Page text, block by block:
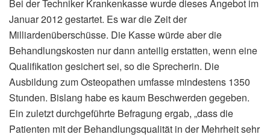
Bei der Techniker Krankenkasse wurde dieses Angebot im
Januar 2012 gestartet. Es war die Zeit der
Milliardenüberschüsse. Die Kasse würde aber die
Behandlungskosten nur dann anteilig erstatten, wenn eine
Qualifikation gesichert sei, so die Sprecherin. Die
Ausbildung zum Osteopathen umfasse mindestens 1350
Stunden. Bislang habe es kaum Beschwerden gegeben.
Ein zuletzt durchgeführte Befragung ergab, „dass die
Patienten mit der Behandlungsqualität in der Mehrheit sehr